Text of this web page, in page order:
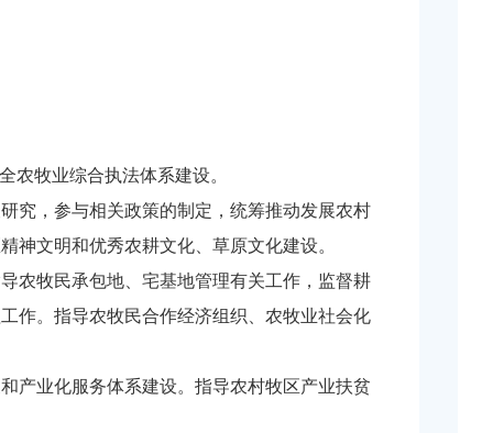
牧业综合执法体系建设。
，参与相关政策的制定，统筹推动发展农村
神文明和优秀农耕文化、草原文化建设。
牧民承包地、宅基地管理有关工作，监督耕
作。指导农牧民合作经济组织、农牧业社会化
业化服务体系建设。指导农村牧区产业扶贫